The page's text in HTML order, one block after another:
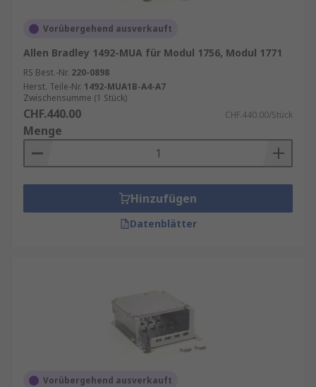
Vorübergehend ausverkauft
Allen Bradley 1492-MUA für Modul 1756, Modul 1771
RS Best.-Nr. 220-0898
Herst. Teile-Nr. 1492-MUA1B-A4-A7
Zwischensumme (1 Stück)
CHF.440.00 CHF.440.00/Stück
Menge
Hinzufügen
Datenblätter
Vorübergehend ausverkauft